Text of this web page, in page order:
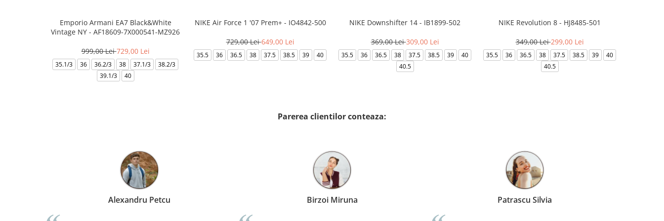
Emporio Armani EA7 Black&White
Vintage NY - AF18609-7X000541-MZ926
999,00 Lei729,00 Lei
35.1/3 36 36.2/3 38 37.1/3
38.2/3
39.1/3
40
NIKE Air Force 1 '07 Prem+ - IO4842-500
729,00 Lei649,00 Lei
35.5 36 36.5 38 37.5 38.5 39 40
NIKE Downshifter 14 - IB1899-502
369,00 Lei309,00 Lei
35.5 36 36.5 38 37.5 38.5 39
40
40.5
NIKE Revolution 8 - HJ8485-501
349,00 Lei299,00 Lei
35.5 36 36.5 38 37.5 38.5 39
40
40.5
Parerea clientilor conteaza:
Alexandru Petcu Birzoi Miruna Patrascu Silvia